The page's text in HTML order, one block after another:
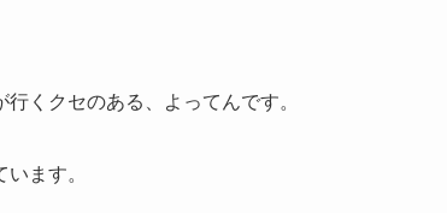
くクセのある、よってんです。
ます。